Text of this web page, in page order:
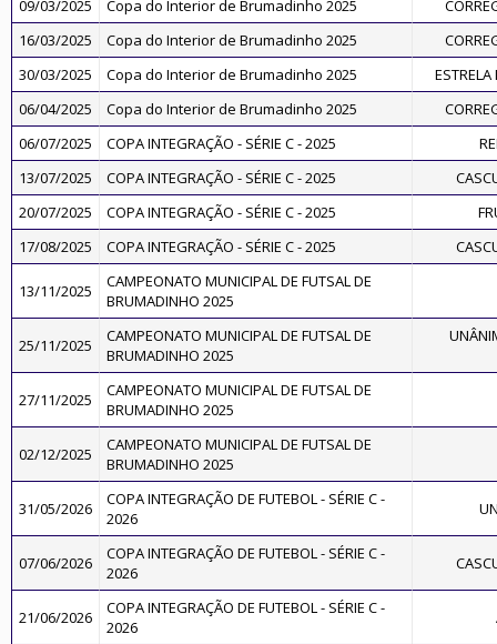
09/03/2025 Copa do Interior de Brumadinho 2025
16/03/2025
Copa do Interior de Brumadinho 2025
30/03/2025
Copa do Interior de Brumadinho 2025
06/04/2025
Copa do Interior de Brumadinho 2025
06/07/2025
COPA INTEGRAÇÃO - SÉRIE C - 2025
13/07/2025
COPA INTEGRAÇÃO - SÉRIE C - 2025
20/07/2025
COPA INTEGRAÇÃO - SÉRIE C - 2025
17/08/2025
COPA INTEGRAÇÃO - SÉRIE C - 2025
13/11/2025
CAMPEONATO MUNICIPAL DE FUTSAL DE
BRUMADINHO 2025
25/11/2025
CAMPEONATO MUNICIPAL DE FUTSAL DE
BRUMADINHO 2025
27/11/2025
CAMPEONATO MUNICIPAL DE FUTSAL DE
BRUMADINHO 2025
02/12/2025
CAMPEONATO MUNICIPAL DE FUTSAL DE
BRUMADINHO 2025
31/05/2026
COPA INTEGRAÇÃO DE FUTEBOL - SÉRIE C -
2026
07/06/2026
COPA INTEGRAÇÃO DE FUTEBOL - SÉRIE C -
2026
21/06/2026
COPA INTEGRAÇÃO DE FUTEBOL - SÉRIE C -
2026